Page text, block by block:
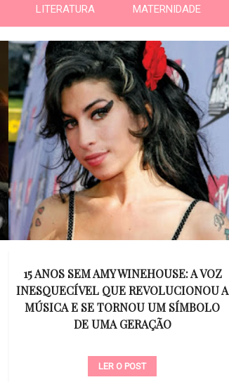
LITERATURA MATERNIDADE
15 ANOS SEM AMY WINEHOUSE: A VOZ
INESQUECÍVEL QUE REVOLUCIONOU A
MÚSICA E SE TORNOU UM SÍMBOLO
DE UMA GERAÇÃO
LER O POST